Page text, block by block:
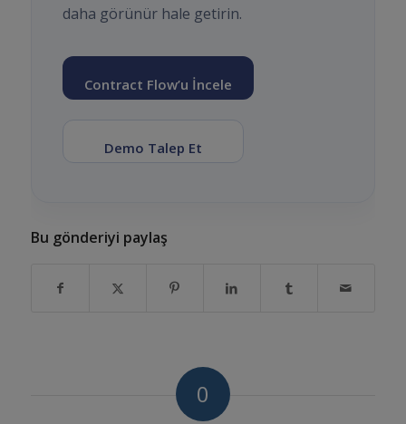
daha görünür hale getirin.
Contract Flow’u İncele
Demo Talep Et
Bu gönderiyi paylaş
0